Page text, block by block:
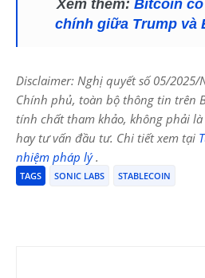
Xem thêm: Bitcoin
chính giữa Trump và
Disclaimer: Nghị quyết số 05/2025/
Chính phủ, toàn bộ thông tin trên
tính chất tham khảo, không phải
hay tư vấn đầu tư. Chi tiết xem tại
nhiệm pháp lý.
TAGS SONIC LABS STABLECOIN